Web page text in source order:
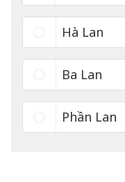
Hà Lan
Ba Lan
Phần Lan